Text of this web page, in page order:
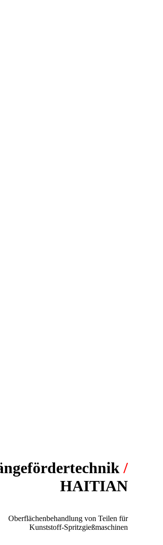
/
HAITIAN
Oberflächenbehandlung von Teilen für
Kunststoff-Spritzgießmaschinen